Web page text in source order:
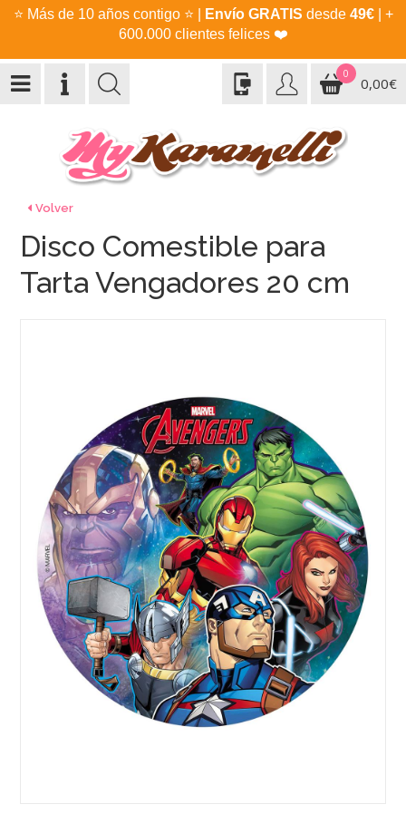
⭐ Más de 10 años contigo ⭐ Envío GRATIS desde 49€| +
600.000 clientes felices ❤️
0
0,00€
Volver
Disco Comestible para
Tarta Vengadores 20 cm